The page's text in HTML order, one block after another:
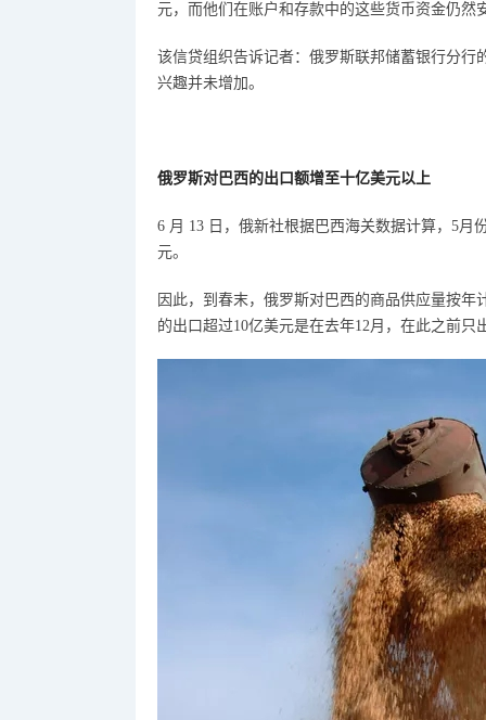
元，而他们在账户和存款中的这些货币资金仍然
该信贷组织告诉记者：俄罗斯联邦储蓄银行分
兴趣并未增加。
俄罗斯对巴西的出口额增至十亿美元以上
6 月 13 日， 俄新社根据巴西海关数据计算， 5月
元。
因此，到春末，俄罗斯对巴西的商品供应量按年
的出口超过10亿美元是在去年12月，在此之前只